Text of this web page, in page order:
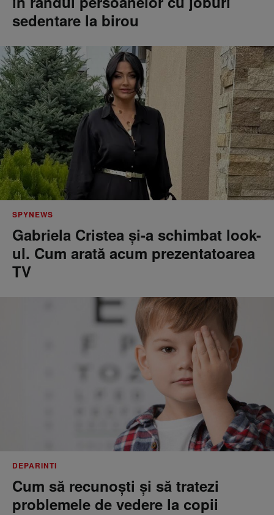
sedentare la birou
SPYNEWS
Gabriela Cristea și-a schimbat look-
ul. Cum arată acum prezentatoarea
TV
DEPARINTI
Cum să recunoști și să tratezi
problemele de vedere la copii